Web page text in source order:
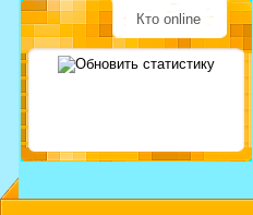
Кто online